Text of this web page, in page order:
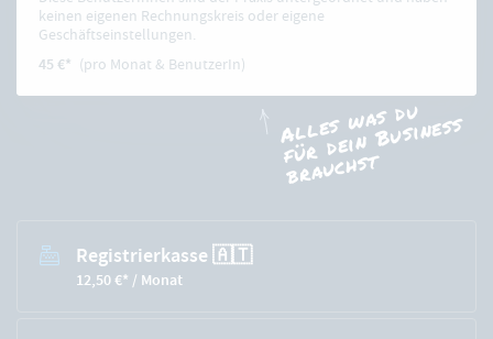
keinen eigenen Rechnungskreis oder eigene
Geschäftseinstellungen.
45 €* pro Monat & BenutzerIn
Alles was du
für dein Business
brauchst
Registrierkasse 🇦🇹
12,50 €* / Monat